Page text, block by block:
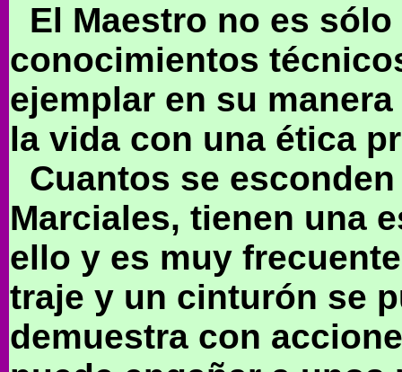
El Maestro no es
conocimientos
ejemplar en su
la vida con una ética
Cuantos se
Marciales, tienen una
ello y es muy
traje y un cinturón se
demuestra con